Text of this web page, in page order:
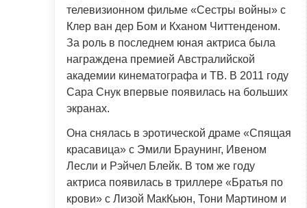
телевизионном фильме «Сестры войны» с
Клер ван дер Бом и Кханом Читтенденом.
За роль в последнем юная актриса была
награждена премией Австралийской
академии кинематографа и ТВ. В 2011 году
Сара Снук впервые появилась на больших
экранах.
Она снялась в эротической драме «Спящая
красавица» с Эмили Браунинг, Ивеном
Лесли и Рэйчел Блейк. В том же году
актриса появилась в триллере «Братья по
крови» с Лизой МакКьюн, Тони Мартином и